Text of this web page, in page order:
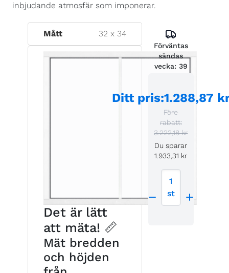
inbjudande atmosfär som imponerar.
Mått 32 x 34
Det är lätt
att mäta! 📏
Mät bredden
och höjden
Förväntas
sändas
vecka: 39
Ditt pris:1.288,87
Före
rabatt:
3.222,18 kr
Du sparar
1.933,31 kr
1
st